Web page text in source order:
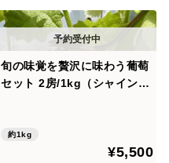
旬の味覚を贅沢に味わう葡萄
セット 2房/1kg（シャインマ
約1kg
¥5,500